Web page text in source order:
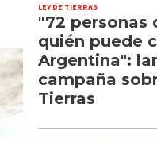
LEY DE TIERRAS
"72 personas
quién puede
Argentina":
campaña
Tierras